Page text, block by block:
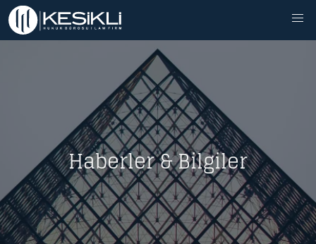
Haberler & Bilgiler